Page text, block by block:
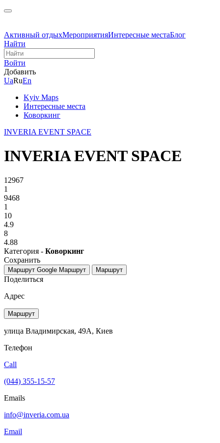
Активный отдыхМероприятияИнтересные местаБлог
Найти
Войти
Добавить
UaRuEn
Kyiv Maps
Интересные места
Коворкинг
INVERIA EVENT SPACE
INVERIA EVENT SPACE
12967
1
9468
1
10
4.9
8
4.88
Категория - Коворкинг
Сохранить
Маршрут Google Маршрут Маршрут
Поделиться
Адрес
Маршрут
улица Владимирская, 49А, Киев
Телефон
Call
(044) 355-15-57
Emails
info@inveria.com.ua
Email